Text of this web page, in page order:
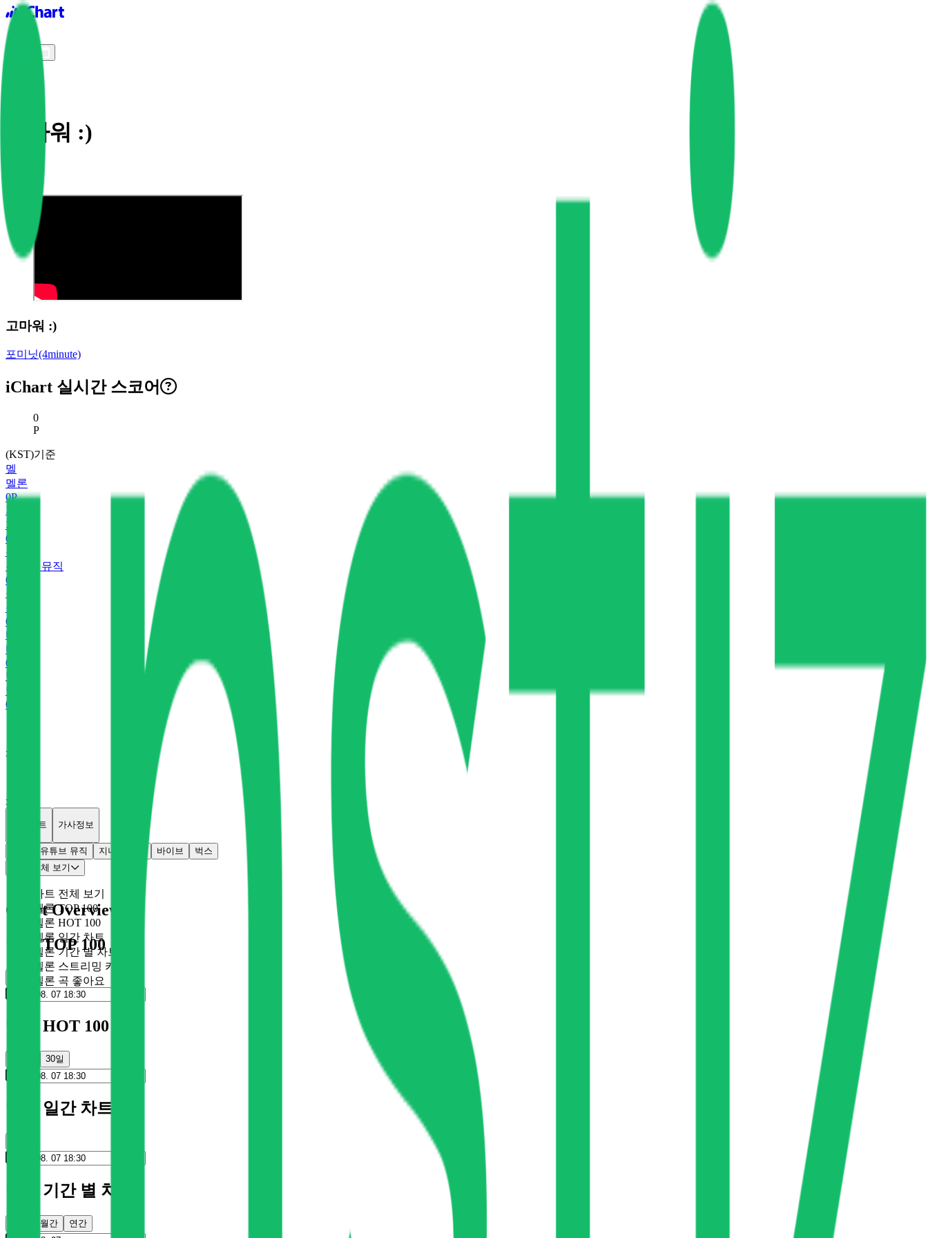
iChart logo
고마워 :)
고마워 :)
포미닛(4minute)
iChart 실시간 스코어
현재 스코어
0
P
(KST)기준
멜
멜론
0P
지
지니
0
유
유튜브 뮤직
0
플
플로
0
바
바이브
0
벅
벅스
0
x
x
개별차트 가사정보
유튜브 뮤직 지니 바이브
벅스
차트 전체 보기
차트 전체 보기
멜론 TOP 100
멜론 HOT 100
멜론 일간 차트
멜론 기간 별 차트
멜론 스트리밍 카드
멜론 곡 좋아요
Chart Overview
멜론 TOP 100
멜론 HOT 100
30일
멜론 일간 차트
멜론 기간 별 차트
월간 연간